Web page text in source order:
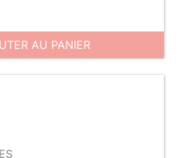
AU PANIER